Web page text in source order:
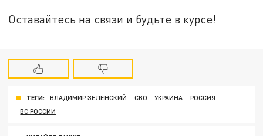
Оставайтесь на связи и будьте в курсе!
ТЕГИ: ВЛАДИМИР ЗЕЛЕНСКИЙ СВО УКРАИНА
РОССИЯ
ВС РОССИИ